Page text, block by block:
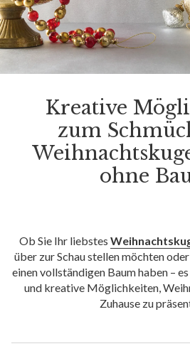
Kreative
zum
ohne
Ob Sie Ihr liebstes
über zur Schau stellen möchten
einen vollständigen Baum haben –
und kreative Möglichkeiten,
Zuhause zu